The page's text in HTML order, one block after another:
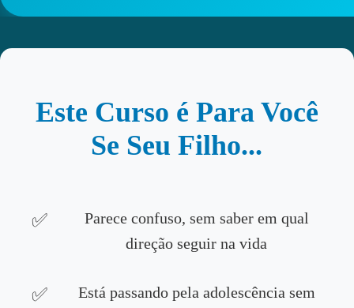
Este Curso é Para Você
Se Seu Filho...
Parece confuso, sem saber em qual
direção seguir na vida
Está passando pela adolescência sem